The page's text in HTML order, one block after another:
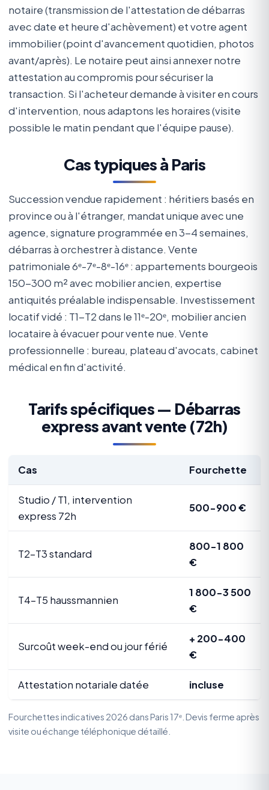
notaire (transmission de l'attestation de débarras
avec date et heure d'achèvement) et votre agent
immobilier (point d'avancement quotidien, photos
avant/après). Le notaire peut ainsi annexer notre
attestation au compromis pour sécuriser la
transaction. Si l'acheteur demande à visiter en cours
d'intervention, nous adaptons les horaires (visite
possible le matin pendant que l'équipe pause).
Cas typiques à Paris
Succession vendue rapidement : héritiers basés en
province ou à l'étranger, mandat unique avec une
agence, signature programmée en 3-4 semaines,
débarras à orchestrer à distance. Vente
patrimoniale 6ᵉ-7ᵉ-8ᵉ-16ᵉ : appartements bourgeois
150-300 m² avec mobilier ancien, expertise
antiquités préalable indispensable. Investissement
locatif vidé : T1-T2 dans le 11ᵉ-20ᵉ, mobilier ancien
locataire à évacuer pour vente nue. Vente
professionnelle : bureau, plateau d'avocats, cabinet
médical en fin d'activité.
Tarifs spécifiques — Débarras
express avant vente (72h)
Cas Fourchette
Studio / T1, intervention
express 72h
500-900 €
T2-T3 standard
800-1 800
€
T4-T5 haussmannien
1 800-3 500
€
Surcoût week-end ou jour férié
+ 200-400
€
Attestation notariale datée incluse
Fourchettes indicatives 2026 dans Paris 17ᵉ. Devis ferme après
visite ou échange téléphonique détaillé.